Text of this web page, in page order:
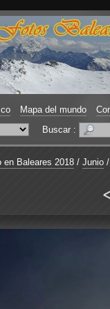
Mapa del mundo
Buscar :
en Baleares 2018 / Junio